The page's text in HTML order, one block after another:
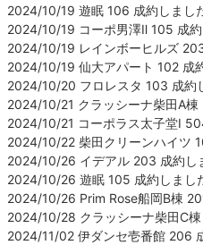
2024/10/19 遊眠 106 成約しまし
2024/10/19 コーポ男澤Ⅱ 105 成約
2024/10/19 レインボーヒルズ
2024/10/19 仙大アパート 102 成
2024/10/20 フロレスタ 103 成約
2024/10/21 クラッシーナ柴田A棟
2024/10/21 コーポラス太子堂Ⅰ
2024/10/22 柴田クリーンハイツ
2024/10/26 イデアル 203 成約し
2024/10/26 遊眠 105 成約しまし
2024/10/26 Prim Rose船岡B棟
2024/10/28 クラッシーナ柴田C
2024/11/02 伊ダンセ壱番館 206